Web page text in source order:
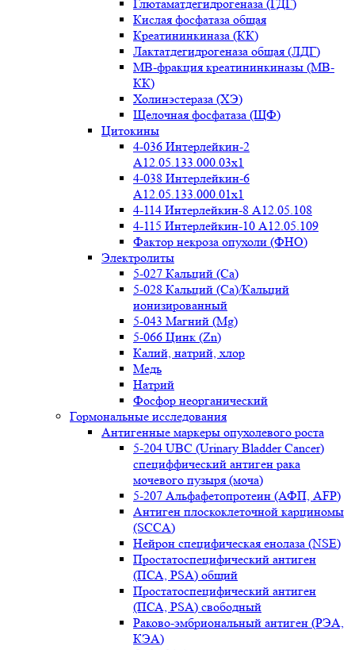
Глютаматдегидрогеназа (ГДГ)
Кислая фосфатаза общая
Креатининкиназа (КК)
Лактатдегидрогеназа общая (ЛДГ)
МВ-фракция креатининкиназы (МВ-
КК)
Холинэстераза (ХЭ)
Щелочная фосфатаза (ЩФ)
Цитокины
4-036 Интерлейкин-2
A12.05.133.000.03x1
4-038 Интерлейкин-6
A12.05.133.000.01x1
4-114 Интерлейкин-8 A12.05.108
4-115 Интерлейкин-10 A12.05.109
Фактор некроза опухоли (ФНО)
Электролиты
5-027 Кальций (Ca)
5-028 Кальций (Ca)/Кальций
ионизированный
5-043 Магний (Mg)
5-066 Цинк (Zn)
Калий, натрий, хлор
Медь
Натрий
Фосфор неорганический
Гормональные исследования
Антигенные маркеры опухолевого роста
5-204 UBC (Urinary Bladder Cancer)
специффический антиген рака
мочевого пузыря (моча)
5-207 Альфафетопротеин (АФП, AFP)
Антиген плоскоклеточной карциномы
(SCCA)
Нейрон специфическая енолаза (NSE)
Простатоспецифический антиген
(ПСА, PSA) общий
Простатоспецифический антиген
(ПСА, PSA) свободный
Раково-эмбриональный антиген (РЭА,
КЭА)